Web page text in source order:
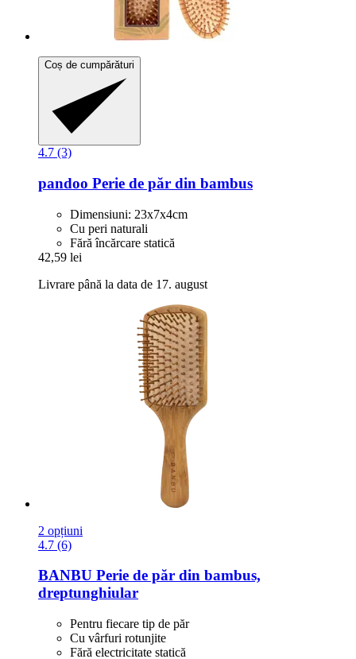
Coș de cumpărături
4.7 (3)
pandoo Perie de păr din bambus
Dimensiuni: 23x7x4cm
Cu peri naturali
Fără încărcare statică
42,59 lei
Livrare până la data de 17. august
2 opțiuni
4.7 (6)
BANBU Perie de păr din bambus,
dreptunghiular
Pentru fiecare tip de păr
Cu vârfuri rotunjite
Fără electricitate statică